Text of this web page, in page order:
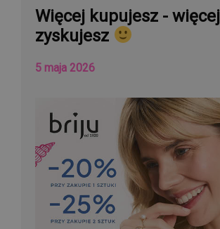
Więcej kupujesz - więcej
zyskujesz
5 maja 2026